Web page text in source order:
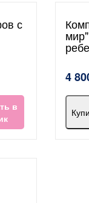
с
в
4